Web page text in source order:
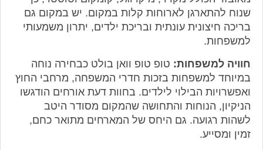
שנוח להתארגן לארוחות קלות במקום. יש במקום גם
בריכה חיצונית עונתית ובריכת ילדים, יתרון משמעותי
למשפחות.
חוויה למשפחות: טופ טופ וואן בולט כבחירה נוחה
במיוחד למשפחות בזכות חדרי המשפחה, מרחבי החוץ
ואפשרויות הבילוי לילדים. בחוות דעת אורחים הודגשו
הניקיון, הנוחות והתחושה שהמקום מסודר היטב
לשהות רגועה. גם היחס של המארחים מתואר כחם,
זמין ומסייע.